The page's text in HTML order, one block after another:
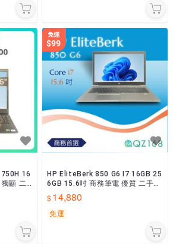
16
顯 二
HP EliteBerk 850 G6 I7 16GB 25
6GB 15.6吋 商務筆電 優質 二手筆
電14,880
免運